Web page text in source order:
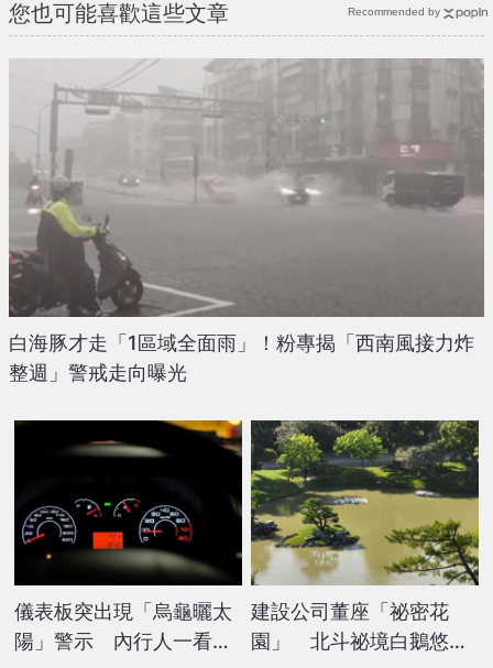
您也可能喜歡這些文章
白海豚才走「1區域全面雨」！粉專揭「西南風接力炸
整週」警戒走向曝光
儀表板突出現「烏龜曬太
陽」警示 內行人一看驚
建設公司董座「祕密花
園」 北斗祕境白鵝悠游
Recommended by